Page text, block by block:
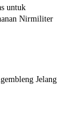
untuk
Nirmiliter
Jelang